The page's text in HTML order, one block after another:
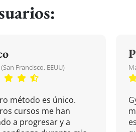
Francisco, EEUU)
método es único.
cursos me han
a progresar y a